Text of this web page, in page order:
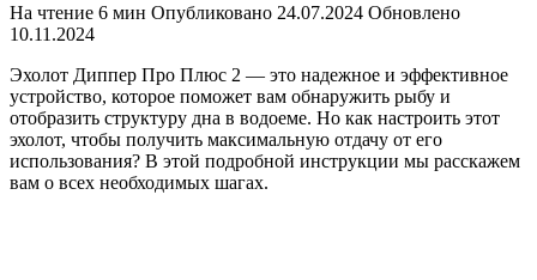
На чтение 6 мин Опубликовано 24.07.2024 Обновлено
10.11.2024
Эхолот Диппер Про Плюс 2 — это надежное и эффективное
устройство, которое поможет вам обнаружить рыбу и
отобразить структуру дна в водоеме. Но как настроить этот
эхолот, чтобы получить максимальную отдачу от его
использования? В этой подробной инструкции мы расскажем
вам о всех необходимых шагах.